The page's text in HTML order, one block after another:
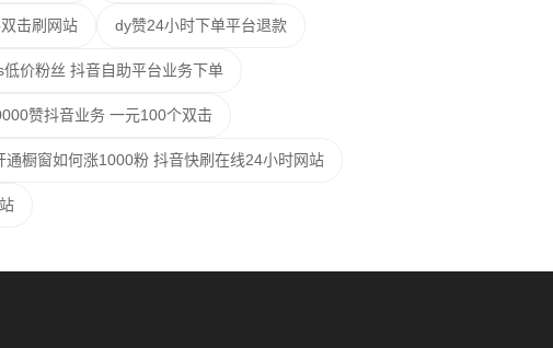
击刷网站 dy赞24小时下单平台退款
低价粉丝 抖音自助平台业务下单
赞抖音业务 一元100个双击
通橱窗如何涨1000粉 抖音快刷在线24小时网站